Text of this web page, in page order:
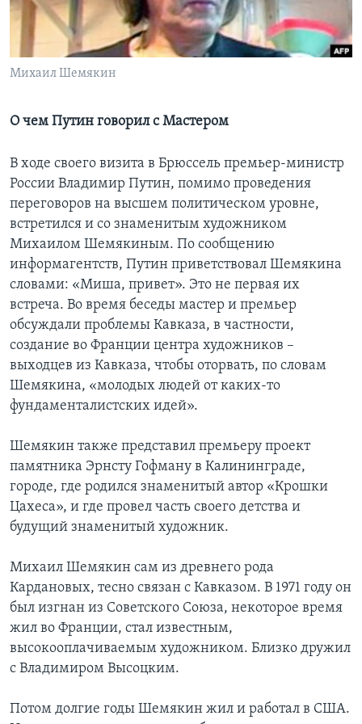
Learning English
СОЦИАЛЬНЫЕ СЕТИ
Михаил Шемякин
О чем Путин говорил с Мастером
В ходе своего визита в Брюссель премьер-министр
России Владимир Путин, помимо проведения
переговоров на высшем политическом уровне,
встретился и со знаменитым художником
Михаилом Шемякиным. По сообщению
информагентств, Путин приветствовал Шемякина
словами: «Миша, привет». Это не первая их
встреча. Во время беседы мастер и премьер
обсуждали проблемы Кавказа, в частности,
создание во Франции центра художников –
выходцев из Кавказа, чтобы оторвать, по словам
Шемякина, «молодых людей от каких-то
фундаменталистских идей».
Шемякин также представил премьеру проект
памятника Эрнсту Гофману в Калининграде,
городе, где родился знаменитый автор «Крошки
Цахеса», и где провел часть своего детства и
будущий знаменитый художник.
Михаил Шемякин сам из древнего рода
Кардановых, тесно связан с Кавказом. В 1971 году он
был изгнан из Советского Союза, некоторое время
жил во Франции, стал известным,
высокооплачиваемым художником. Близко дружил
с Владимиром Высоцким.
Потом долгие годы Шемякин жил и работал в США.